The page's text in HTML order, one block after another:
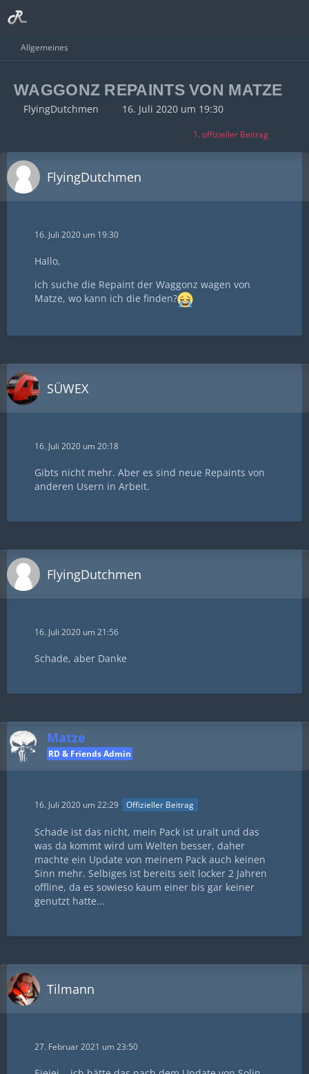
Allgemeines
WAGGONZ REPAINTS VON MATZE
FlyingDutchmen 16. Juli 2020 um 19:30
1. offizieller Beitrag
FlyingDutchmen
16. Juli 2020 um 19:30
Hallo,
ich suche die Repaint der Waggonz wagen von
Matze, wo kann ich die finden?
SÜWEX
16. Juli 2020 um 20:18
Gibts nicht mehr. Aber es sind neue Repaints von
anderen Usern in Arbeit.
FlyingDutchmen
16. Juli 2020 um 21:56
Schade, aber Danke
Matze
RD & Friends Admin
16. Juli 2020 um 22:29 Offizieller Beitrag
Schade ist das nicht, mein Pack ist uralt und das
was da kommt wird um Welten besser, daher
machte ein Update von meinem Pack auch keinen
Sinn mehr. Selbiges ist bereits seit locker 2 Jahren
offline, da es sowieso kaum einer bis gar keiner
genutzt hatte...
Tilmann
27. Februar 2021 um 23:50